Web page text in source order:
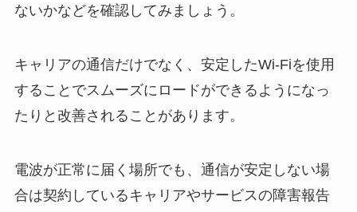
ないかなどを確認してみましょう。
キャリアの通信だけでなく、安定したWi-Fiを使用
することでスムーズにロードができるようになっ
たりと改善されることがあります。
電波が正常に届く場所でも、通信が安定しない場
合は契約しているキャリアやサービスの障害報告